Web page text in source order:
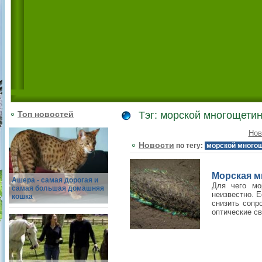
Топ новостей
Ашера - самая дорогая и
самая большая домашняя
кошка
Тэг: морской
Новости по тегу: морской
Морская
Для чего
неизвестно.
снизить
оптические